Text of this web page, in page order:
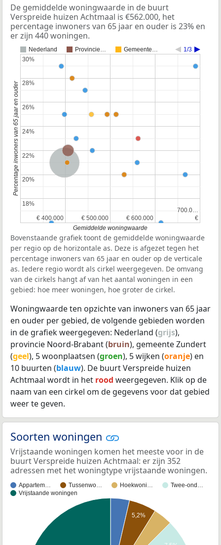
De gemiddelde woningwaarde in de buurt
Verspreide huizen Achtmaal is €562.000, het
percentage inwoners van 65 jaar en ouder is 23% en
er zijn 440 woningen.
Nederland Provincie… Gemeente… 1/3
Nederland
Provincie Noord-Brabant
€ 400.000
€ 400.000 € 500.000
€ 500.000 € 600.000
€ 600.000 €
€
700.0…
700.0…
18%
18%
20%
20%
22%
22%
24%
24%
26%
26%
28%
28%
30%
30%
Gemiddelde woningwaarde
Percentage inwoners van 65 jaar en ouder
Bovenstaande grafiek toont de gemiddelde woningwaarde
per regio op de horizontale as. Deze is afgezet tegen het
percentage inwoners van 65 jaar en ouder op de verticale
as. Iedere regio wordt als cirkel weergegeven. De omvang
van de cirkels hangt af van het aantal woningen in een
gebied: hoe meer woningen, hoe groter de cirkel.
Woningwaarde ten opzichte van inwoners van 65 jaar
en ouder per gebied, de volgende gebieden worden
in de grafiek weergegeven: Nederland (grijs),
provincie Noord-Brabant (bruin), gemeente Zundert
(geel), 5 woonplaatsen (groen), 5 wijken (oranje) en
10 buurten (blauw). De buurt Verspreide huizen
Achtmaal wordt in het rood weergegeven. Klik op de
naam van een cirkel om de gegevens voor dat gebied
weer te geven.
Soorten woningen
Vrijstaande woningen komen het meeste voor in de
buurt Verspreide huizen Achtmaal: er zijn 352
adressen met het woningtype vrijstaande woningen.
Appartem… Tussenwo… Hoekwoni…
Twee-ond…
Vrijstaande woningen
5,2%